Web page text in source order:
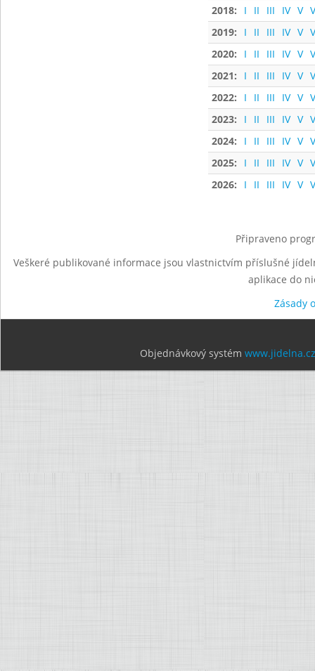
2018:
I II III IV V
2019:
I II III IV V
2020:
I II III IV V
2021:
I II III IV V
2022:
I II III IV V
2023:
I II III IV V
2024:
I II III IV V
2025:
I II III IV V
2026:
I II III IV V
Připraveno
Veškeré publikované informace jsou vlastnictvím příslušné
aplikace do
Zásady
Objednávkový systém www.jidelna.cz